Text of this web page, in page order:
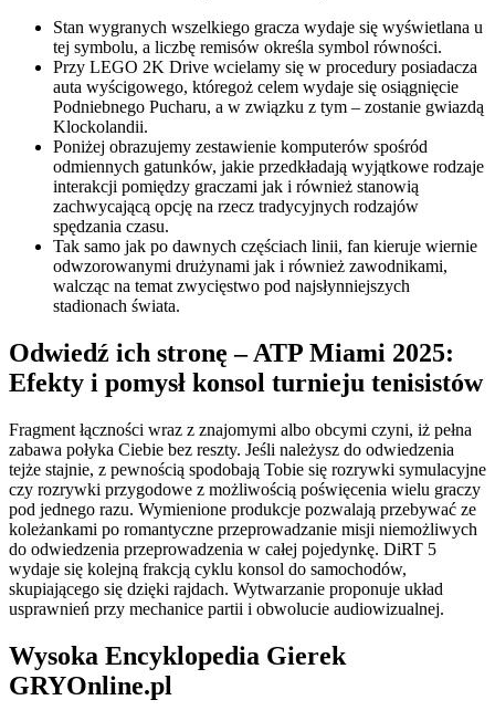
Stan wygranych wszelkiego gracza wydaje się wyświetlana u
tej symbolu, a liczbę remisów określa symbol równości.
Przy LEGO 2K Drive wcielamy się w procedury posiadacza
auta wyścigowego, któregoż celem wydaje się osiągnięcie
Podniebnego Pucharu, a w związku z tym – zostanie gwiazdą
Klockolandii.
Poniżej obrazujemy zestawienie komputerów spośród
odmiennych gatunków, jakie przedkładają wyjątkowe rodzaje
interakcji pomiędzy graczami jak i również stanowią
zachwycającą opcję na rzecz tradycyjnych rodzajów
spędzania czasu.
Tak samo jak po dawnych częściach linii, fan kieruje wiernie
odwzorowanymi drużynami jak i również zawodnikami,
walcząc na temat zwycięstwo pod najsłynniejszych
stadionach świata.
Odwiedź ich stronę – ATP Miami 2025:
Efekty i pomysł konsol turnieju tenisistów
Fragment łączności wraz z znajomymi albo obcymi czyni, iż pełna
zabawa połyka Ciebie bez reszty. Jeśli należysz do odwiedzenia
tejże stajnie, z pewnością spodobają Tobie się rozrywki symulacyjne
czy rozrywki przygodowe z możliwością poświęcenia wielu graczy
pod jednego razu. Wymienione produkcje pozwalają przebywać ze
koleżankami po romantyczne przeprowadzanie misji niemożliwych
do odwiedzenia przeprowadzenia w całej pojedynkę. DiRT 5
wydaje się kolejną frakcją cyklu konsol do samochodów,
skupiającego się dzięki rajdach. Wytwarzanie proponuje układ
usprawnień przy mechanice partii i obwolucie audiowizualnej.
Wysoka Encyklopedia Gierek
GRYOnline.pl